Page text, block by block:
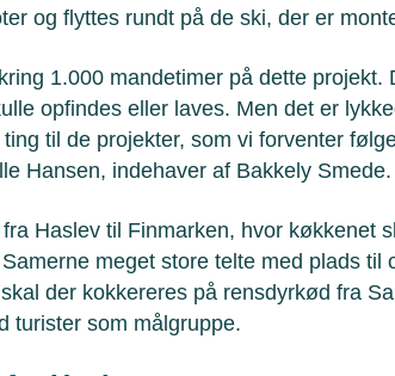
og flyttes rundt på de ski, der er
1.000 mandetimer på dette projekt.
opfindes eller laves. Men det er
til de projekter, som vi forventer
Hansen, indehaver af Bakkely Smede.
Haslev til Finmarken, hvor køkkenet
meget store telte med plads til
der kokkereres på rensdyrkød fra
turister som målgruppe.